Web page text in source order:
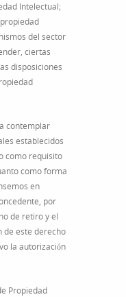
Intelectual;
del sector
ciertas
disposiciones
contemplar
establecidos
como requisito
como forma
en
por
de retiro y el
de este derecho
la autorización
Propiedad